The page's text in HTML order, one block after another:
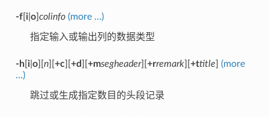
-f[ i| o] colinfo (more …)
指定输入或输出列的数据类型
-h[ i| o][ n][ +c][ +d +msegheader][ +rremark][ +ttitle
(more
…)
跳过或生成指定数目的头段记录